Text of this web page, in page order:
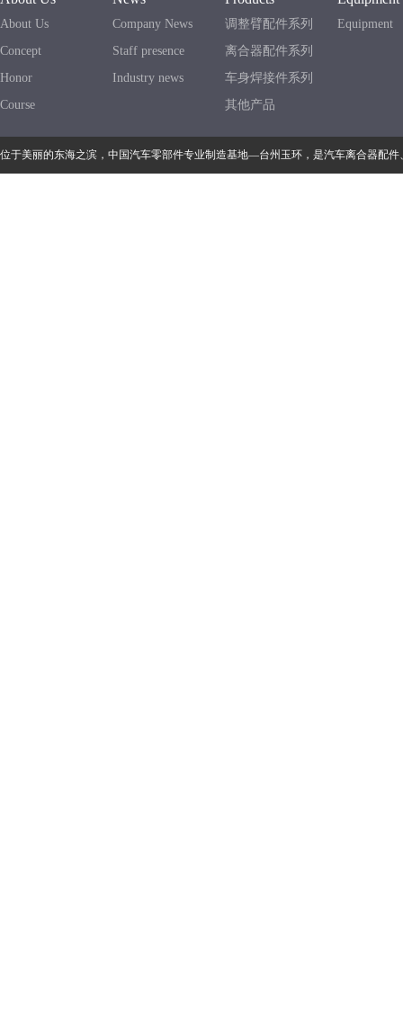
About Us
Concept
Honor
Course
Company News
Staff presence
Industry news
调整臂配件系列
离合器配件系列
车身焊接件系列
其他产品
Equipment
位于美丽的东海之滨，中国汽车零部件专业制造基地—台州玉环，是汽车离合器配